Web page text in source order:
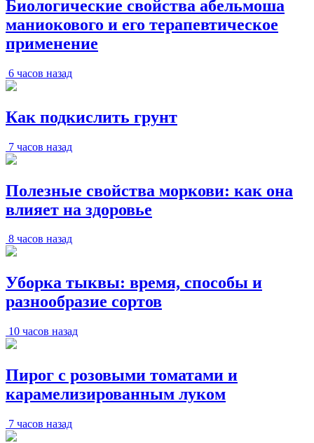
Биологические свойства абельмоша
маниокового и его терапевтическое
применение
6 часов назад
Как подкислить грунт
7 часов назад
Полезные свойства моркови: как она
влияет на здоровье
8 часов назад
Уборка тыквы: время, способы и
разнообразие сортов
10 часов назад
Пирог с розовыми томатами и
карамелизированным луком
7 часов назад